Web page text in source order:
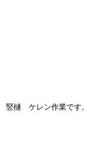
竪樋 ケレン作業です。